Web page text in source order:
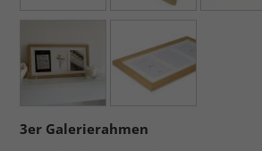
3er Galerierahmen